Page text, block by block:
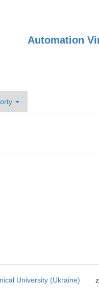
Automation
University (Ukraine)